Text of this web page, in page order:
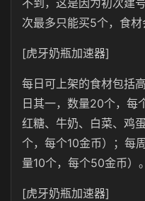
不到，这是因为初次建
次最多只能买5个，食材
[虎牙奶瓶加速器]
每日可上架的食材包括
日其一，数量20个，每
红糖、牛奶、白菜、鸡
个，每个10金币）；每
量10个，每个50金币）。
[虎牙奶瓶加速器]